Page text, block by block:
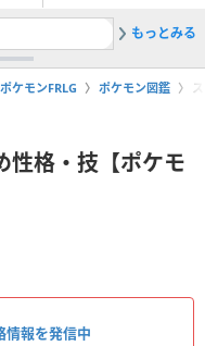
2サファ
もっとみる
ケモンFRLG ポケモン図鑑
性格・技【ポケモ
情報を発信中